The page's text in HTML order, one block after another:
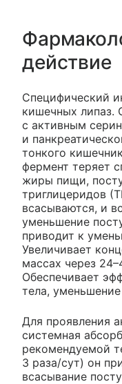
действие
Специфический
кишечных липаз.
с активным
и
тонкого
фермент теряет
жиры пищи,
триглицеридов
всасываются, и
уменьшение
приводит к
Увеличивает
массах через
Обеспечивает
тела,
Для проявления
системная
рекомендуемой
3 раза/сут) он
всасывание